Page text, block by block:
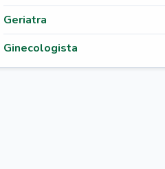
Geriatra
Ginecologista